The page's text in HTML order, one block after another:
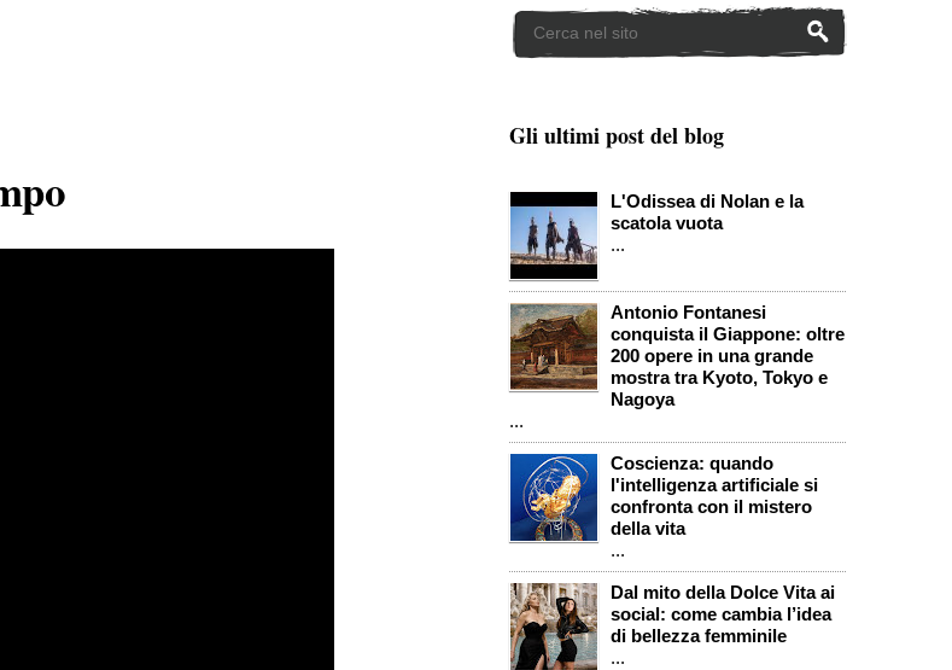
Gli ultimi post del blog
L'Odissea di Nolan e la
scatola vuota
...
Antonio Fontanesi
conquista il Giappone: oltre
200 opere in una grande
mostra tra Kyoto, Tokyo e
Nagoya
...
Coscienza: quando
l'intelligenza artificiale si
confronta con il mistero
della vita
...
Dal mito della Dolce Vita ai
social: come cambia l’idea
di bellezza femminile
...